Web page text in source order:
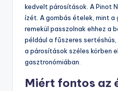
kedvelt párosítások. A Pinot
ízét. A gombás ételek, mint
remekül passzolnak ehhez a
például a fűszeres
a párosítások széles körben
gasztronómiában.
Miért fontos az